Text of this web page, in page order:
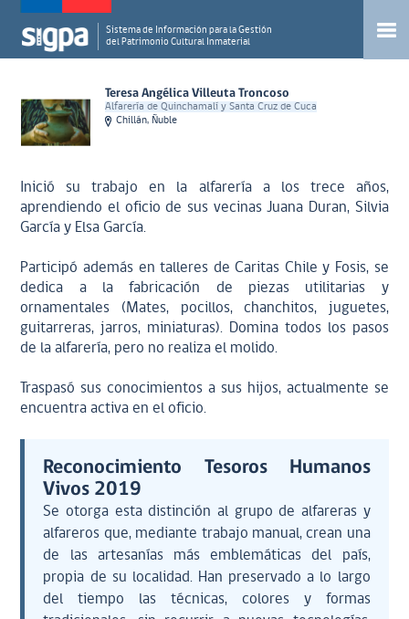
Sistema de Información para la Gestión
del Patrimonio Cultural Inmaterial
Teresa Angélica Villeuta Troncoso
Alfarería de Quinchamalí y Santa Cruz de Cuca
Chillán, Ñuble
Inició su trabajo en la alfarería a los trece años,
aprendiendo el oficio de sus vecinas Juana Duran, Silvia
García y Elsa García.
Participó además en talleres de Caritas Chile y Fosis, se
dedica a la fabricación de piezas utilitarias y
ornamentales (Mates, pocillos, chanchitos, juguetes,
guitarreras, jarros, miniaturas). Domina todos los pasos
de la alfarería, pero no realiza el molido.
Traspasó sus conocimientos a sus hijos, actualmente se
encuentra activa en el oficio.
Reconocimiento Tesoros Humanos
Vivos 2019
Se otorga esta distinción al grupo de alfareras y
alfareros que, mediante trabajo manual, crean una
de las artesanías más emblemáticas del país,
propia de su localidad. Han preservado a lo largo
del tiempo las técnicas, colores y formas